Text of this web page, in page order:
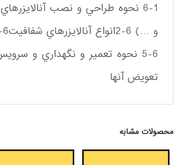
6-1 نحوه طراحي و نصب
تعويض آنها
محصولات مشابه